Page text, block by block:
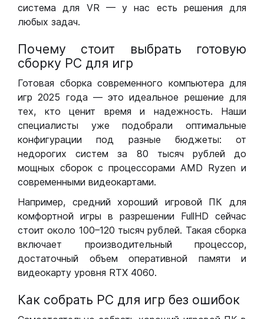
система для VR — у нас есть решения для
любых задач.
Почему стоит выбрать готовую
сборку РС для игр
Готовая сборка современного компьютера для
игр 2025 года — это идеальное решение для
тех, кто ценит время и надежность. Наши
специалисты уже подобрали оптимальные
конфигурации под разные бюджеты: от
недорогих систем за 80 тысяч рублей до
мощных сборок с процессорами AMD Ryzen и
современными видеокартами.
Например, средний хороший игровой ПК для
комфортной игры в разрешении FullHD сейчас
стоит около 100–120 тысяч рублей. Такая сборка
включает производительный процессор,
достаточный объем оперативной памяти и
видеокарту уровня RTX 4060.
Как собрать РС для игр без ошибок